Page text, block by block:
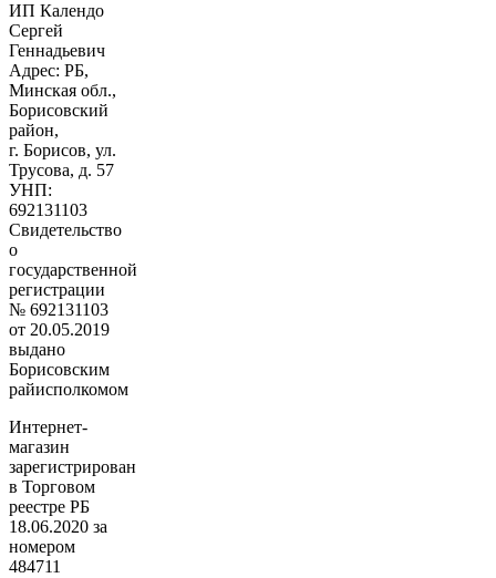
ИП Календо
Сергей
Геннадьевич
Адрес: РБ,
Минская обл.,
Борисовский
район,
г. Борисов, ул.
Трусова, д. 57
УНП:
692131103
Свидетельство
о
государственной
регистрации
№ 692131103
от 20.05.2019
выдано
Борисовским
райисполкомом
Интернет-
магазин
зарегистрирован
в Торговом
реестре РБ
18.06.2020 за
номером
484711